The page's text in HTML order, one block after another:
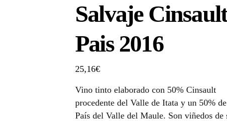
Salvaje
Pais 2016
25,16€
Vino tinto elaborado con 50% Cinsault
procedente del Valle de Itata y un 50%
País del Valle del Maule. Son viñedos de